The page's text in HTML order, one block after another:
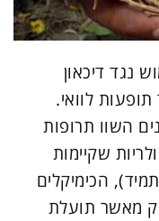
נגד דיכאון
לוואי.
השוו תרופות
שקיימות
הכימיקלים
מאשר תועלת